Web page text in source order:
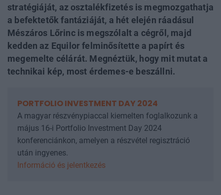
stratégiáját, az osztalékfizetés is megmozgathatja
a befektetők fantáziáját, a hét elején ráadásul
Mészáros Lőrinc is megszólalt a cégről, majd
kedden az Equilor felminősítette a papírt és
megemelte célárát. Megnéztük, hogy mit mutat a
technikai kép, most érdemes-e beszállni.
PORTFOLIO INVESTMENT DAY 2024
A magyar részvénypiaccal kiemelten foglalkozunk a
május 16-i Portfolio Investment Day 2024
konferenciánkon, amelyen a részvétel regisztráció
után ingyenes.
Információ és jelentkezés